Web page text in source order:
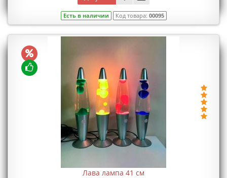
Есть в наличии Код товара: 00095
Лава лампа 41 см